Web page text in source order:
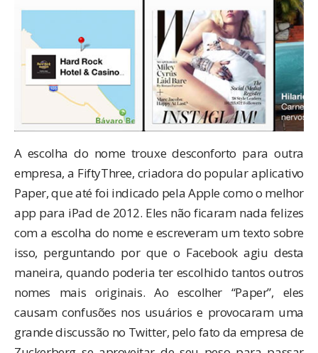
A escolha do nome trouxe desconforto para outra
empresa, a FiftyThree, criadora do popular aplicativo
Paper, que até foi indicado pela Apple como o melhor
app para iPad de 2012. Eles não ficaram nada felizes
com a escolha do nome e escreveram um texto sobre
isso, perguntando por que o Facebook agiu desta
maneira, quando poderia ter escolhido tantos outros
nomes mais originais. Ao escolher “Paper”, eles
causamconfusões nos usuários e provocaram uma
grande discussão no Twitter, pelo fato da empresa de